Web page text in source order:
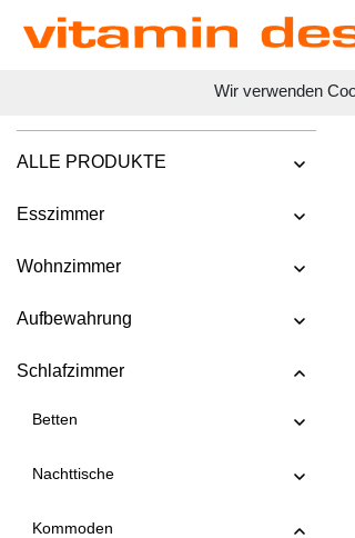
Wir verwenden
ALLE PRODUKTE
Esszimmer
Wohnzimmer
Aufbewahrung
Schlafzimmer
Betten
Nachttische
Kommoden